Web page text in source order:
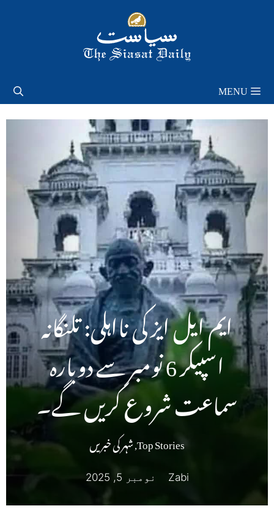
MENU
ایم ایل ایز کی نااہلی: تلنگانہ
اسپیکر 6 نومبر سے دوبارہ
سماعت شروع کریں گے۔
Top Stories
,شہر کی خبریں
Zabi نومبر 5, 2025